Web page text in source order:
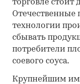
торговле стоит
Отечественные
технологии
сбывать
потребители
соевого соуса.
Крупнейшим